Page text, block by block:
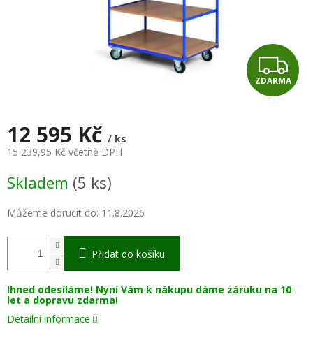
Z
D
ZDARMA
12 595 Kč / ks
15 239,95 Kč včetně DPH
cena:
Skladem (5 ks)
Můžeme doručit do: 11.8.2026
Přidat do košíku
Ihned odesíláme! Nyní Vám k nákupu dáme záruku na 10
let a dopravu zdarma!
Detailní informace